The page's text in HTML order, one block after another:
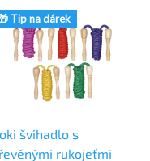
Tip na dárek
švihadlo s
rukojeťmi